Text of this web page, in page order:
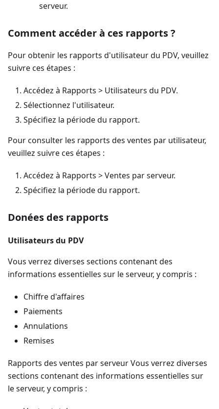
serveur.
Comment accéder à ces rapports ?
Pour obtenir les rapports d'utilisateur du PDV, veuillez
suivre ces étapes :
Accédez à Rapports > Utilisateurs du PDV.
Sélectionnez l'utilisateur.
Spécifiez la période du rapport.
Pour consulter les rapports des ventes par utilisateur,
veuillez suivre ces étapes :
Accédez à Rapports > Ventes par serveur.
Spécifiez la période du rapport.
Donées des rapports
Utilisateurs du PDV
Vous verrez diverses sections contenant des
informations essentielles sur le serveur, y compris :
Chiffre d'affaires
Paiements
Annulations
Remises
Rapports des ventes par serveur Vous verrez diverses
sections contenant des informations essentielles sur
le serveur, y compris :